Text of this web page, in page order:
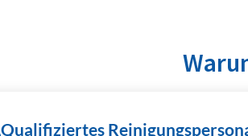
Qualifiziertes